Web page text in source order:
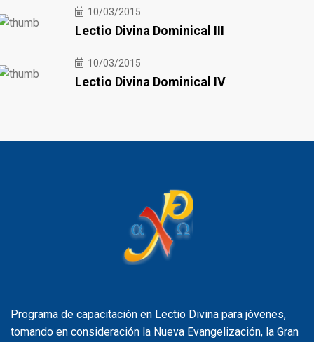
10/03/2015
Lectio Divina Dominical III
10/03/2015
Lectio Divina Dominical IV
Programa de capacitación en Lectio Divina para jóvenes,
tomando en consideración la Nueva Evangelización, la Gran